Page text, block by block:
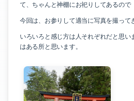
て、ちゃんと神棚にお祀りしてあるので
今回は、お参りして適当に写真を撮って
いろいろと感じ方は人それぞれだと思い
はある所と思います。